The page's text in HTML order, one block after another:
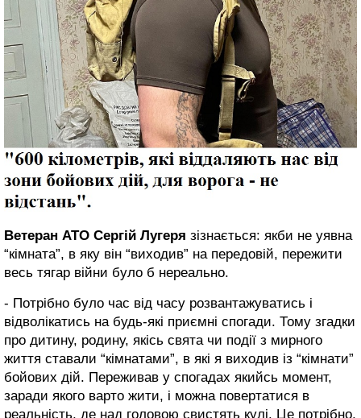
Ветеран АТО Сергій Лугеря зізнається: якби не уявна
“кімната”, в яку він “виходив” на передовій, пережити
весь тягар війни було б нереально.
- Потрібно було час від часу розвантажуватись і
відволікатись на будь-які приємні спогади. Тому згадки
про дитину, родину, якісь свята чи події з мирного
життя ставали “кімнатами”, в які я виходив із “кімнати”
бойових дій. Переживав у спогадах якийсь момент,
заради якого варто жити, і можна повертатися в
реальність, де над головою свистять кулі. Це потрібно,